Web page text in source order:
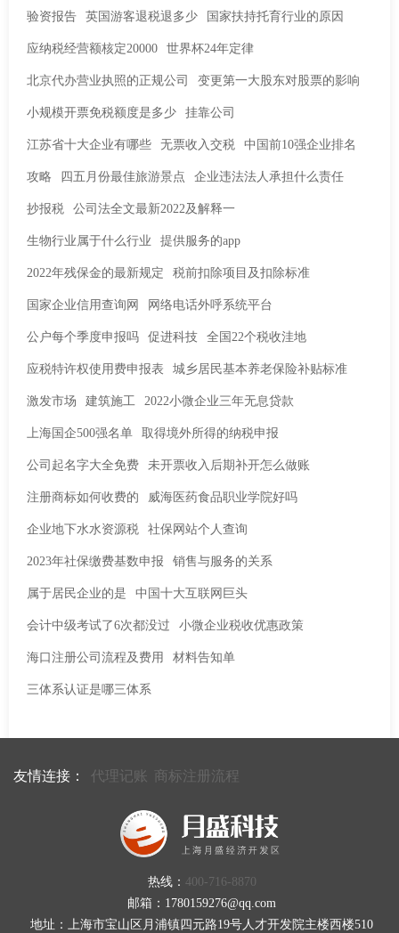
验资报告 英国游客退税退多少 国家扶持托育行业的原因
应纳税经营额核定20000 世界杯24年定律
北京代办营业执照的正规公司 变更第一大股东对股票的影响
小规模开票免税额度是多少 挂靠公司
江苏省十大企业有哪些 无票收入交税 中国前10强企业排名
攻略 四五月份最佳旅游景点 企业违法法人承担什么责任
抄报税 公司法全文最新2022及解释一
生物行业属于什么行业 提供服务的app
2022年残保金的最新规定 税前扣除项目及扣除标准
国家企业信用查询网 网络电话外呼系统平台
公户每个季度申报吗 促进科技 全国22个税收洼地
应税特许权使用费申报表 城乡居民基本养老保险补贴标准
激发市场 建筑施工 2022小微企业三年无息贷款
上海国企500强名单 取得境外所得的纳税申报
公司起名字大全免费 未开票收入后期补开怎么做账
注册商标如何收费的 威海医药食品职业学院好吗
企业地下水水资源税 社保网站个人查询
2023年社保缴费基数申报 销售与服务的关系
属于居民企业的是 中国十大互联网巨头
会计中级考试了6次都没过 小微企业税收优惠政策
海口注册公司流程及费用 材料告知单
三体系认证是哪三体系
友情连接： 代理记账 商标注册流程
热线： 400-716-8870
邮箱：1780159276@qq.com
地址：上海市宝山区月浦镇四元路19号人才开发院主楼西楼510